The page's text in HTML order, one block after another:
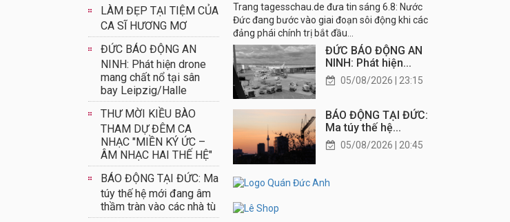
LÀM ĐẸP TẠI TIỆM CỦA
CA SĨ HƯƠNG MƠ
ĐỨC BÁO ĐỘNG AN
NINH: Phát hiện drone
mang chất nổ tại sân
bay Leipzig/Halle
THƯ MỜI KIỀU BÀO
THAM DỰ ĐÊM CA
NHẠC "MIỀN KÝ ỨC –
ÂM NHẠC HAI THẾ HỆ"
BÁO ĐỘNG TẠI ĐỨC: Ma
túy thế hệ mới đang âm
thầm tràn vào các nhà tù
Trang tagesschau.de đưa tin sáng 6.8: Nước
Đức đang bước vào giai đoạn sôi động khi các
đảng phái chính trị bắt đầu...
ĐỨC BÁO ĐỘNG AN
NINH: Phát hiện...
05/08/2026 | 23:15
BÁO ĐỘNG TẠI ĐỨC:
Ma túy thế hệ...
05/08/2026 | 20:45